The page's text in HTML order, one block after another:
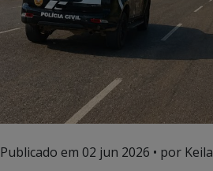
Publicado em 02 jun 2026 • por